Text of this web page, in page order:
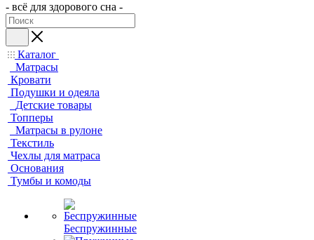
- всё для здорового сна -
Каталог
Матрасы
Кровати
Подушки и одеяла
Детские товары
Топперы
Матрасы в рулоне
Текстиль
Чехлы для матраса
Основания
Тумбы и комоды
Беспружинные